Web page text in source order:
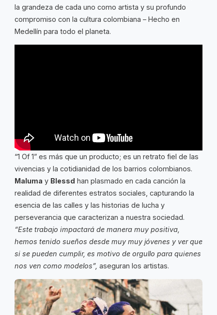
la grandeza de cada uno como artista y su profundo
compromiso con la cultura colombiana – Hecho en
Medellín para todo el planeta.
“1 Of 1” es más que un producto; es un retrato fiel de las
vivencias y la cotidianidad de los barrios colombianos.
Maluma y Blessd han plasmado en cada canción la
realidad de diferentes estratos sociales, capturando la
esencia de las calles y las historias de lucha y
perseverancia que caracterizan a nuestra sociedad.
“Este trabajo impactará de manera muy positiva,
hemos tenido sueños desde muy muy jóvenes y ver que
si se pueden cumplir, es motivo de orgullo para quienes
nos ven como modelos”, aseguran los artistas.